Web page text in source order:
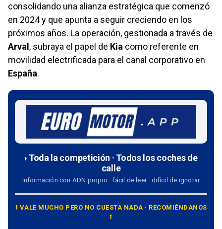
consolidando una alianza estratégica que comenzó
en 2024 y que apunta a seguir creciendo en los
próximos años. La operación, gestionada a través de
Arval, subraya el papel de Kia como referente en
movilidad electrificada para el canal corporativo en
España.
› Toda la competición · Todos los coches de
calle
Información con ADN propio · fácil de leer · difícil de ignorar
⭡ VALE MUCHO PERO NO CUESTA NADA · RECOMIÉNDANOS
⭡